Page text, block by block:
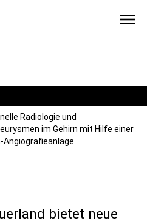
menu
Radiologie und
im Gehirn mit Hilfe einer
bietet neue